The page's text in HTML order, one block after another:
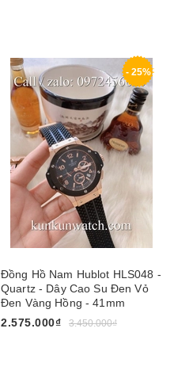
- 25%
Đồng Hồ Nam Hublot HLS048 -
Quartz - Dây Cao Su Đen Vỏ
Đen Vàng Hồng - 41mm
2.575.000₫
3.450.000₫